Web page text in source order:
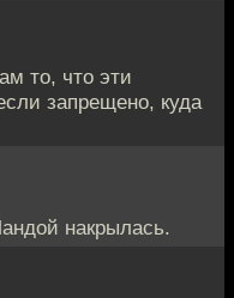
то, что эти
запрещено, куда
накрылась.